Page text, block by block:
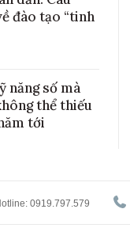
đào tạo “tinh
năng số mà
thể thiếu
tới
0919.797.579